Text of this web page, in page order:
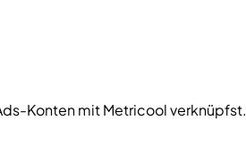
Konten mit Metricool verknüpfst.